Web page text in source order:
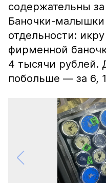
содержательны
Баночки-малышки
отдельности:
фирменной
4 тысячи рублей.
побольше — за 6,